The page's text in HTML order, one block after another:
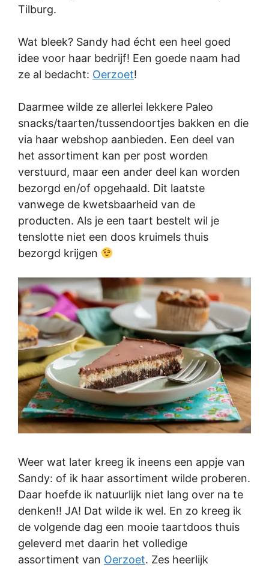
Tilburg.
Wat bleek? Sandy had écht een heel goed
idee voor haar bedrijf! Een goede naam had
ze al bedacht: Oerzoet!
Daarmee wilde ze allerlei lekkere Paleo
snacks/taarten/tussendoortjes bakken en die
via haar webshop aanbieden. Een deel van
het assortiment kan per post worden
verstuurd, maar een ander deel kan worden
bezorgd en/of opgehaald. Dit laatste
vanwege de kwetsbaarheid van de
producten. Als je een taart bestelt wil je
tenslotte niet een doos kruimels thuis
bezorgd krijgen
Weer wat later kreeg ik ineens een appje van
Sandy: of ik haar assortiment wilde proberen.
Daar hoefde ik natuurlijk niet lang over na te
denken!! JA! Dat wilde ik wel. En zo kreeg ik
de volgende dag een mooie taartdoos thuis
geleverd met daarin het volledige
assortiment van Oerzoet. Zes heerlijk